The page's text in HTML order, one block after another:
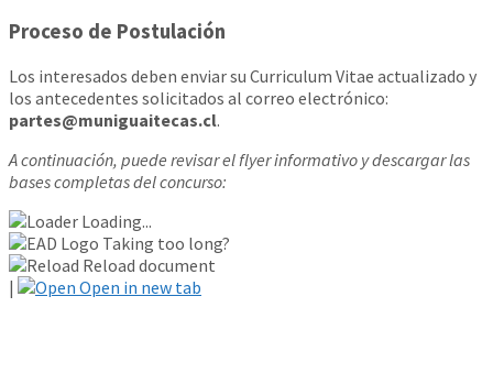
Proceso de Postulación
Los interesados deben enviar su Curriculum Vitae actualizado y
los antecedentes solicitados al correo electrónico:
partes@muniguaitecas.cl.
A continuación, puede revisar el flyer informativo y descargar las
bases completas del concurso:
Loading...
Taking too long?
Reload document
|
Open in new tab